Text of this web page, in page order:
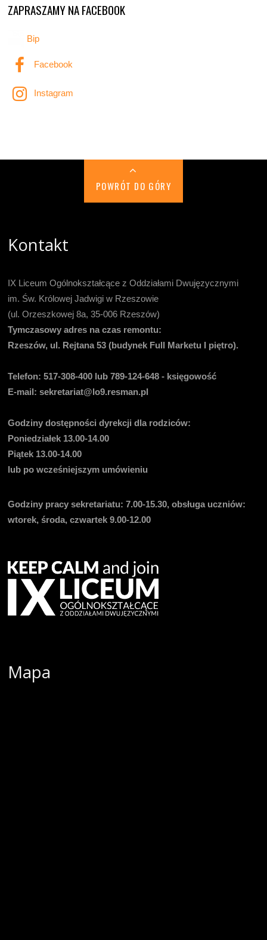
ZAPRASZAMY NA FACEBOOK
Bip
Facebook
Instagram
POWRÓT DO GÓRY
Kontakt
IX Liceum Ogólnokształcące z Oddziałami Dwujęzycznymi
im. Św. Królowej Jadwigi w Rzeszowie
(ul. Orzeszkowej 8a, 35-006 Rzeszów)
Tymczasowy adres na czas remontu:
Rzeszów, ul. Rejtana 53 (budynek Full Marketu I piętro).
Telefon:517-308-400 lub 789-124-648 - księgowość
E-mail: sekretariat@lo9.resman.pl
Godziny dostępności dyrekcji dla rodziców:
Poniedziałek 13.00-14.00
Piątek 13.00-14.00
lub po wcześniejszym umówieniu
Godziny pracy sekretariatu: 7.00-15.30, obsługa uczniów:
wtorek, środa, czwartek 9.00-12.00
Mapa